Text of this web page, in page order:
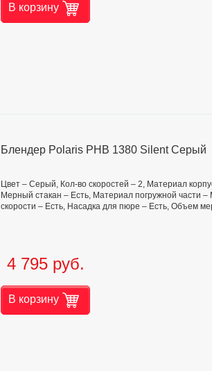
В корзину
Блендер Polaris PHB 1380 Silent Серый
Цвет – Серый, Кол-во скоростей – 2, Материал
Мерный стакан – Есть, Материал погружной части
скорости – Есть, Насадка для пюре – Есть, Объем
4 795 руб.
В корзину